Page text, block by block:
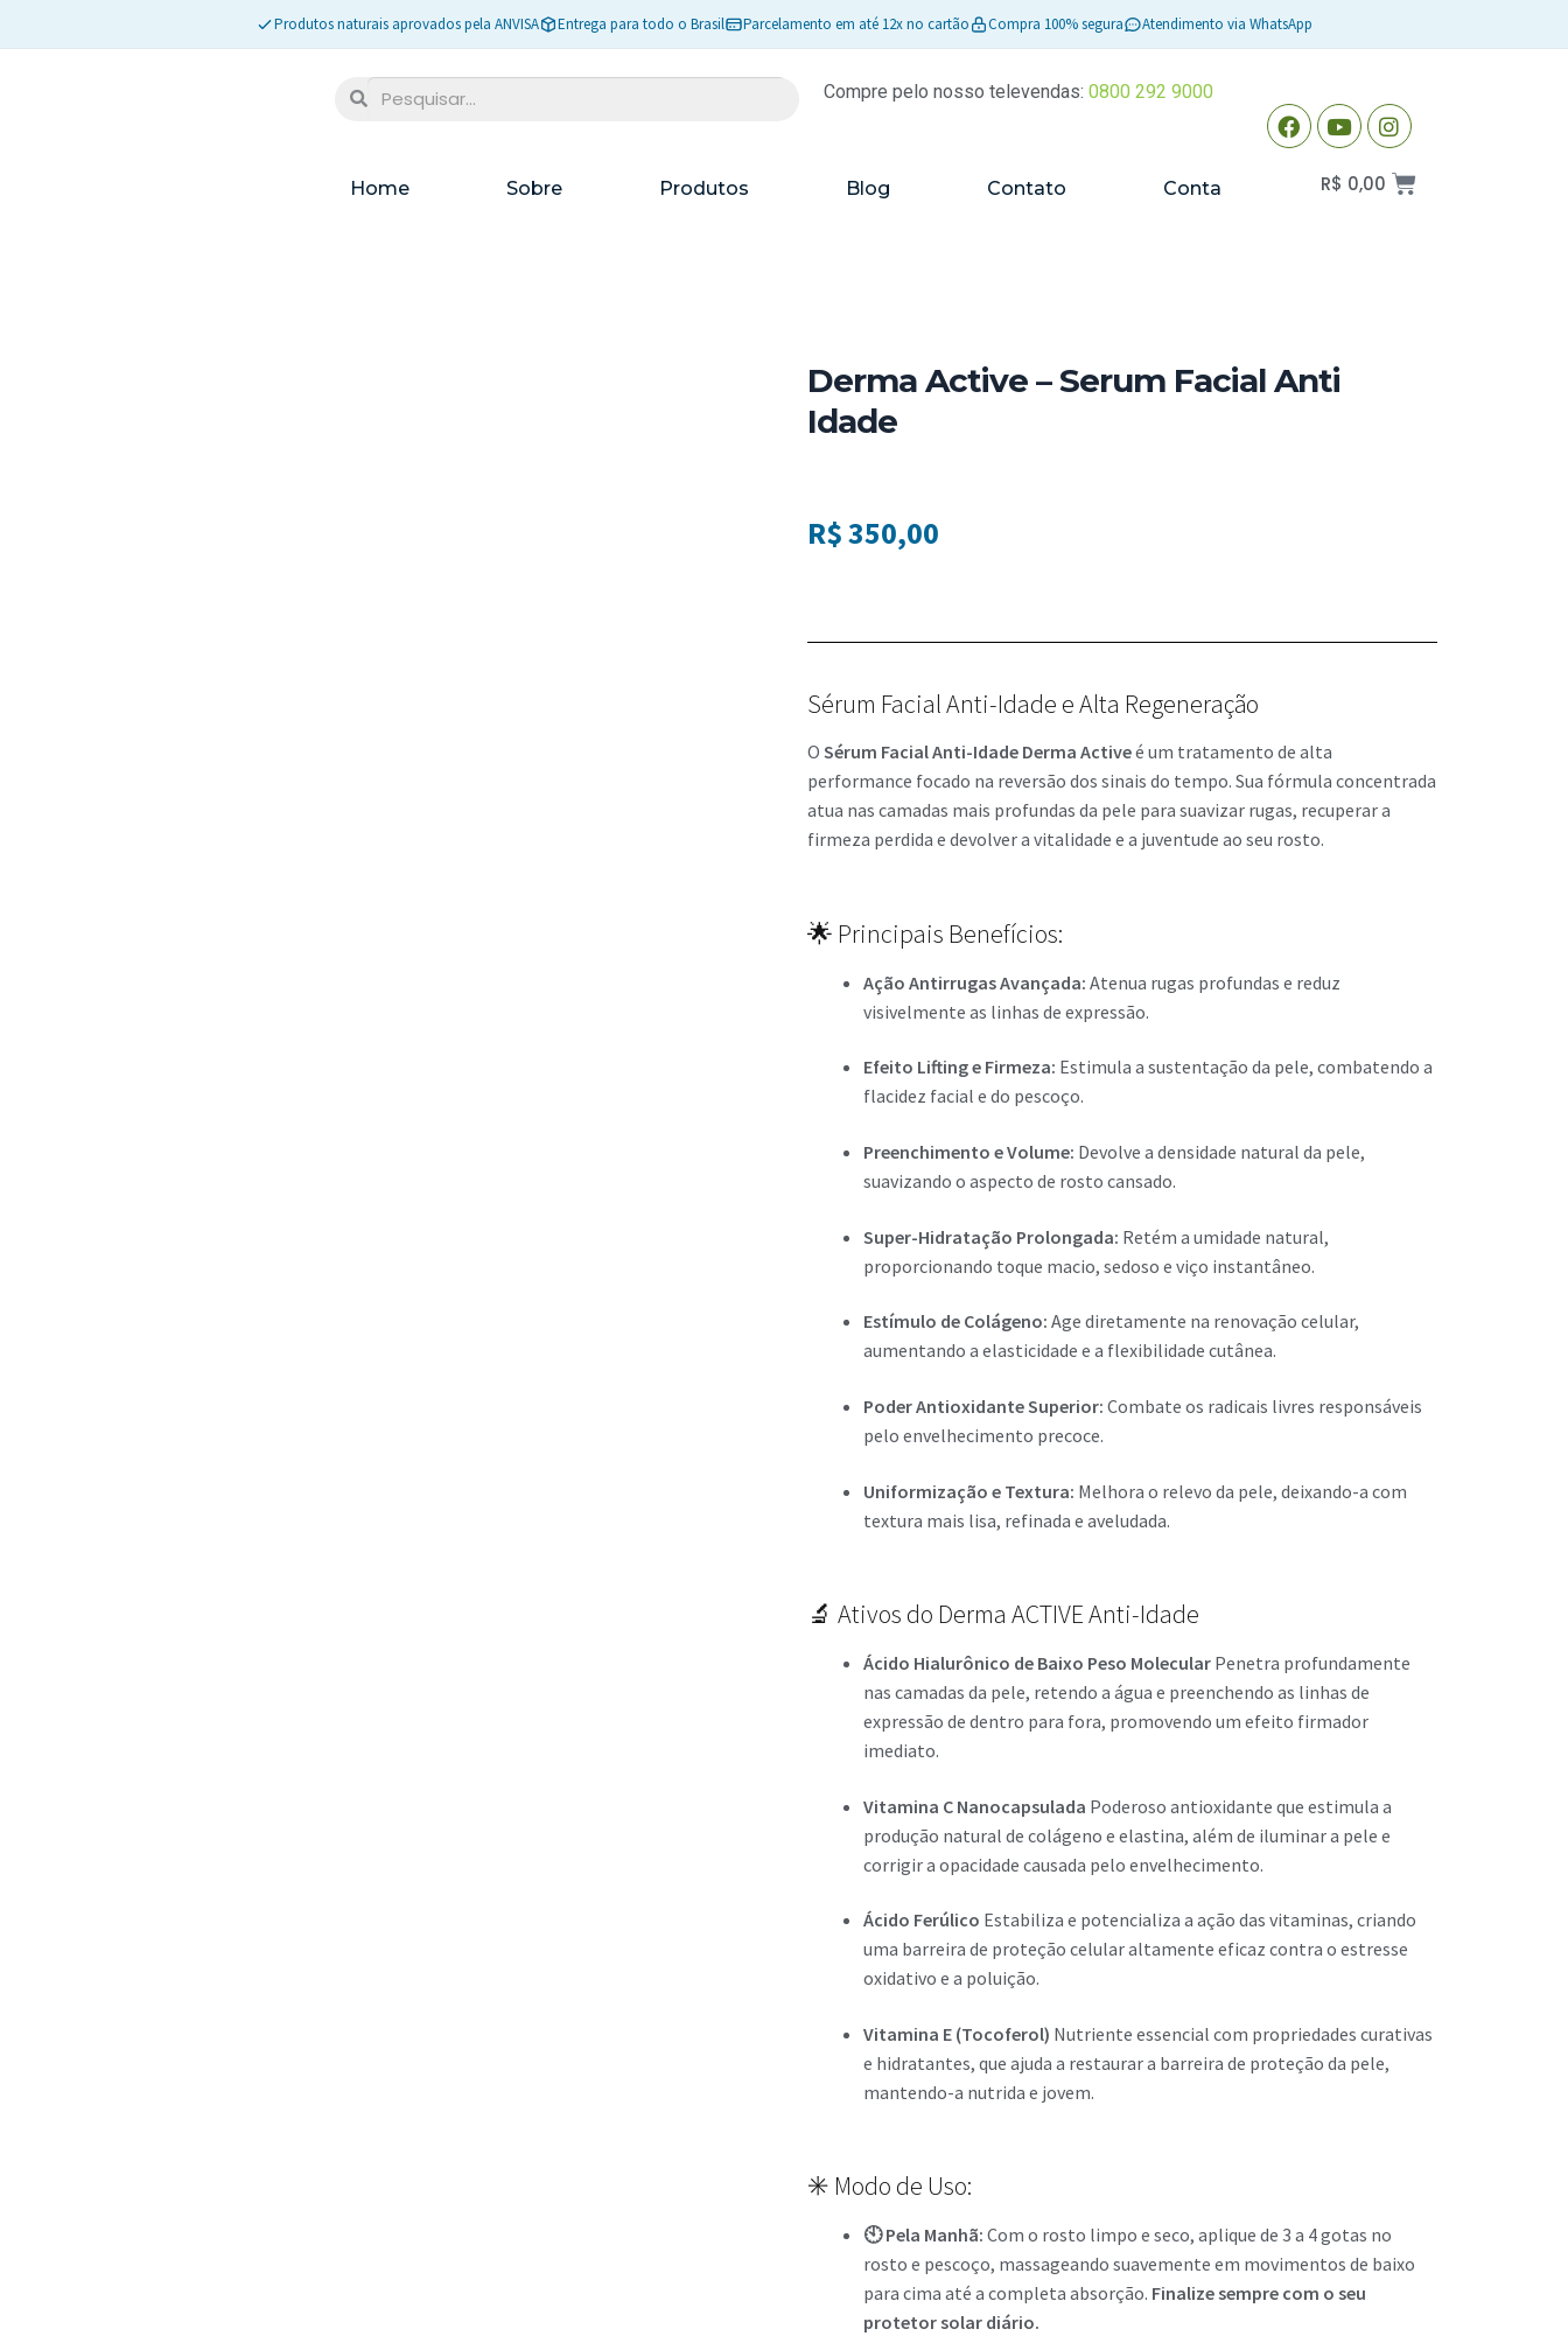
Produtos naturais aprovados pela ANVISA Entrega para todo o Brasil Parcelamento em até 12x no cartão Compra 100% segura Atendimento via WhatsApp
Compre pelo nosso televendas:0800 292 9000
Home Sobre Produtos Blog Contato Conta R$ 0,00
Derma Active – Serum Facial Anti
Idade
R$350,00
Sérum Facial Anti-Idade e Alta Regeneração
O Sérum Facial Anti-Idade Derma Activeé um tratamento de alta
performance focado na reversão dos sinais do tempo. Sua fórmula concentrada
atua nas camadas mais profundas da pele para suavizar rugas, recuperar a
firmeza perdida e devolver a vitalidade e a juventude ao seu rosto.
🌟 Principais Benefícios:
Ação Antirrugas Avançada: Atenua rugas profundas e reduz
visivelmente as linhas de expressão.
Efeito Lifting e Firmeza: Estimula a sustentação da pele, combatendo a
flacidez facial e do pescoço.
Preenchimento e Volume: Devolve a densidade natural da pele,
suavizando o aspecto de rosto cansado.
Super-Hidratação Prolongada: Retém a umidade natural,
proporcionando toque macio, sedoso e viço instantâneo.
Estímulo de Colágeno: Age diretamente na renovação celular,
aumentando a elasticidade e a flexibilidade cutânea.
Poder Antioxidante Superior: Combate os radicais livres responsáveis
pelo envelhecimento precoce.
Uniformização e Textura: Melhora o relevo da pele, deixando-a com
textura mais lisa, refinada e aveludada.
🔬 Ativos do Derma ACTIVE Anti-Idade
Ácido Hialurônico de Baixo Peso Molecular Penetra profundamente
nas camadas da pele, retendo a água e preenchendo as linhas de
expressão de dentro para fora, promovendo um efeito firmador
imediato.
Vitamina C Nanocapsulada Poderoso antioxidante que estimula a
produção natural de colágeno e elastina, além de iluminar a pele e
corrigir a opacidade causada pelo envelhecimento.
Ácido Ferúlico Estabiliza e potencializa a ação das vitaminas, criando
uma barreira de proteção celular altamente eficaz contra o estresse
oxidativo e a poluição.
Vitamina E (Tocoferol) Nutriente essencial com propriedades curativas
e hidratantes, que ajuda a restaurar a barreira de proteção da pele,
mantendo-a nutrida e jovem.
✳️ Modo de Uso:
🕙 Pela Manhã: Com o rosto limpo e seco, aplique de 3 a 4 gotas no
rosto e pescoço, massageando suavemente em movimentos de baixo
para cima até a completa absorção. Finalize sempre com o seu
protetor solar diário.